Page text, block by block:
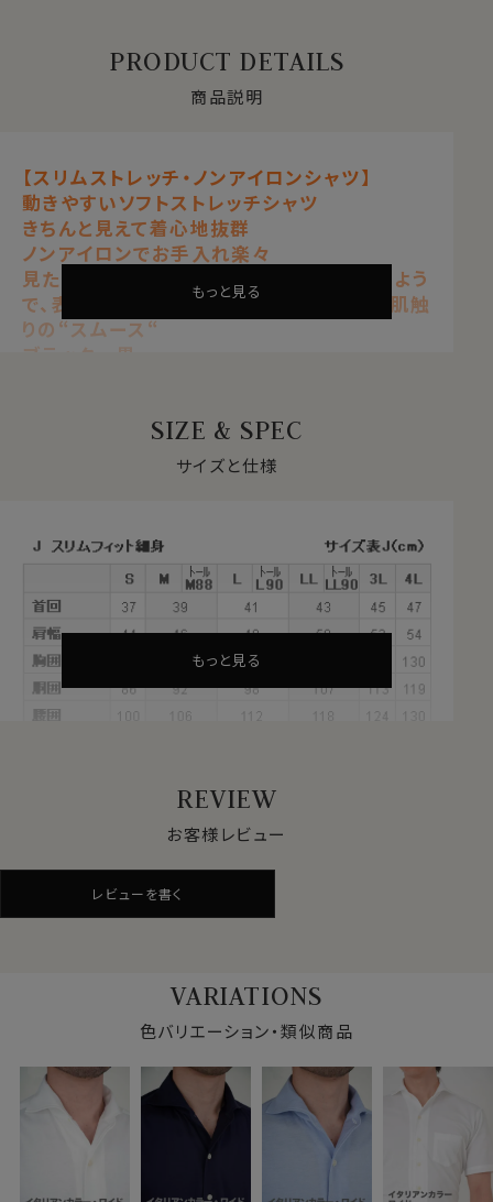
PRODUCT DETAILS
商品説明
【スリムストレッチ・ノンアイロンシャツ】
動きやすいソフトストレッチシャツ
きちんと見えて着心地抜群
ノンアイロンでお手入れ楽々
見た目はワイシャツの定番生地ブロードのよう
で、表も裏も凸凹感の無い非常に滑らかな肌触
りの“スムース“
ブラック 黒
【 綿100％・80番手双糸 】
【 ニット・スムース 】
【 長袖 】
●ソフト＆ストレッチでノンストレス
サラッとした肌ざわりと柔らかな着心地。
ナチュラルなストレッチが、動きやすい。
見た目はきちんと見えてスマート、だけど着心地は楽でリ
ラックス。
オールシーズン快適なストレスフリーのシャツ。
●高級スーピマ綿＝CORCORAN（コーコラン）
繊維の長さが通常より長い綿（詳しくは繊維の長さが
28.6mm以上の原綿）を超長綿といいます。
超長綿は世界の綿生産量のたった3％しかない希少性の
このシャツにはスーピマ綿の中でより厳選された高級ス
ーピマ綿＝CORCORAN（コーコラン）のみを使用して、
高級生地で有名なイタリアはALBINI（アルビニ）の関連
会社アルビニアイコットー二社で紡績した高級ニット糸
を使用しています。
今回はスムース編みの32ゲージジャージーコットンをチ
もっと見る
SIZE & SPEC
サイズと仕様
もっと見る
REVIEW
お客様レビュー
レビューを書く
VARIATIONS
色バリエーション・類似商品